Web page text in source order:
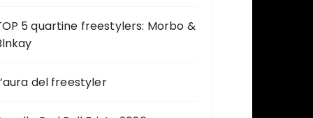
5 quartine freestylers: Morbo &
del freestyler